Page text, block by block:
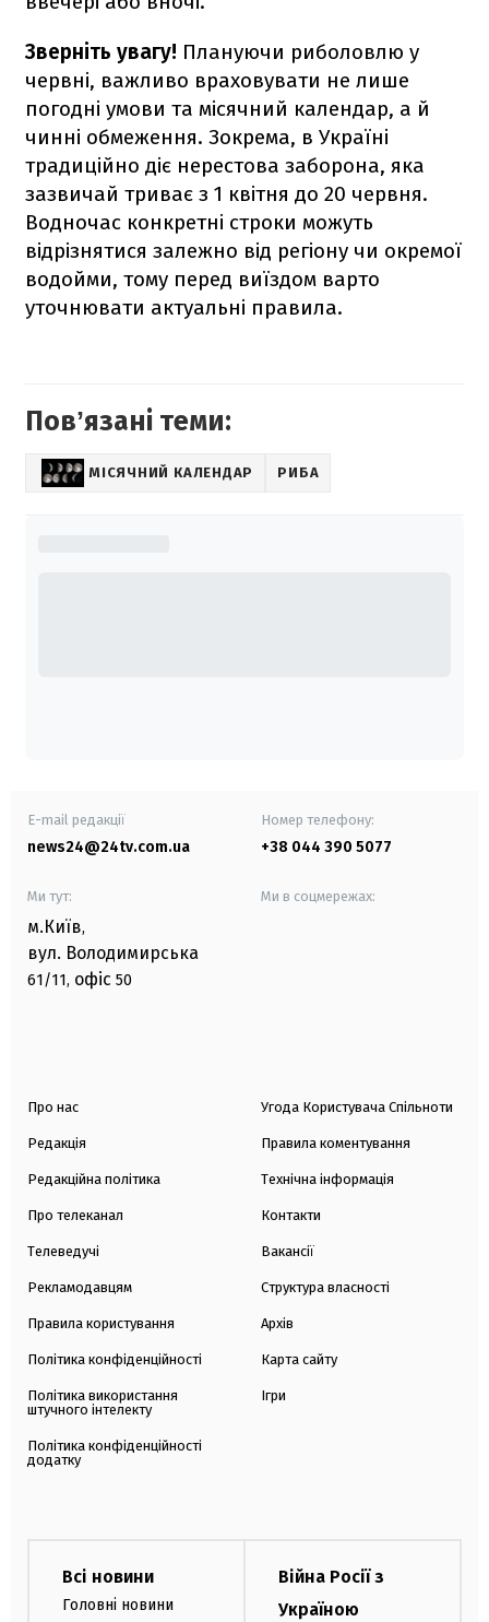
Зверніть увагу! Плануючи риболовлю у
червні, важливо враховувати не лише
погодні умови та місячний календар, а й
чинні обмеження. Зокрема, в Україні
традиційно діє нерестова заборона, яка
зазвичай триває з 1 квітня до 20 червня.
Водночас конкретні строки можуть
відрізнятися залежно від регіону чи окремої
водойми, тому перед виїздом варто
уточнювати актуальні правила.
Повʼязані теми:
МІСЯЧНИЙ КАЛЕНДАР РИБА
E-mail редакції
news24@24tv.com.ua
Номер телефону:
+38 044 390 5077
Ми тут:
м.Київ,
вул. Володимирська
61/11, офіс 50
Ми в соцмережах:
Про нас
Редакція
Редакційна політика
Про телеканал
Телеведучі
Рекламодавцям
Правила користування
Політика конфіденційності
Політика використання
штучного інтелекту
Політика конфіденційності
додатку
Угода Користувача Спільноти
Правила коментування
Технічна інформація
Контакти
Вакансії
Структура власності
Архів
Карта сайту
Ігри
Всі новини
Головні новини
Війна Росії з
Україною